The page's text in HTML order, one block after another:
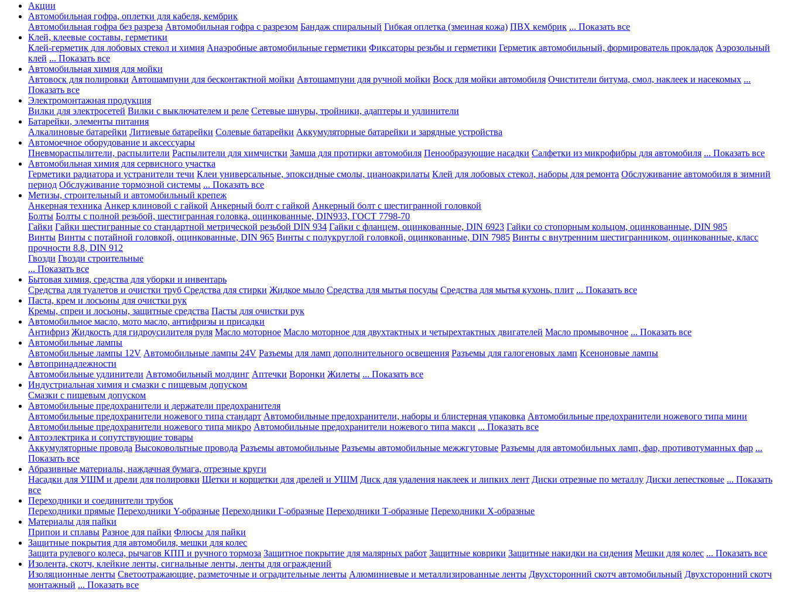
Акции
Автомобильная гофра, оплетки для кабеля, кембрик
Автомобильная гофра без разреза Автомобильная гофра с разрезом Бандаж спиральный Гибкая оплетка (змеиная кожа) ПВХ кембрик ... Показать все
Клей, клеевые составы, герметики
Клей-герметик для лобовых стекол и химия Анаэробные автомобильные герметики Фиксаторы резьбы и герметики Герметик автомобильный, формирователь прокладок Аэрозольный
клей ... Показать все
Автомобильная химия для мойки
Автовоск для полировки Автошампуни для бесконтактной мойки Автошампуни для ручной мойки Воск для мойки автомобиля Очистители битума, смол, наклеек и насекомых ...
Показать все
Электромонтажная продукция
Вилки для электросетей Вилки с выключателем и реле Сетевые шнуры, тройники, адаптеры и удлинители
Батарейки, элементы питания
Алкалиновые батарейки Литиевые батарейки Солевые батарейки Аккумуляторные батарейки и зарядные устройства
Автомоечное оборудование и аксессуары
Пневмораспылители, распылители Распылители для химчистки Замша для протирки автомобиля Пенообразующие насадки Салфетки из микрофибры для автомобиля ... Показать все
Автомобильная химия для сервисного участка
Герметики радиатора и устранители течи Клеи универсальные, эпоксидные смолы, цианоакрилаты Клей для лобовых стекол, наборы для ремонта Обслуживание автомобиля в зимний
период Обслуживание тормозной системы ... Показать все
Метизы, строительный и автомобильный крепеж
Анкерная техника Анкер клиновой с гайкой Анкерный болт с гайкой Анкерный болт с шестигранной головкой
Болты Болты с полной резьбой, шестигранная головка, оцинкованные, DIN933, ГОСТ 7798-70
Гайки Гайки шестигранные со стандартной метрической резьбой DIN 934 Гайки с фланцем, оцинкованные, DIN 6923 Гайки со стопорным кольцом, оцинкованные, DIN 985
Винты Винты с потайной головкой, оцинкованные, DIN 965 Винты с полукруглой головкой, оцинкованные, DIN 7985 Винты с внутренним шестигранником, оцинкованные, класс
прочности 8.8, DIN 912
Гвозди Гвозди строительные
... Показать все
Бытовая химия, средства для уборки и инвентарь
Средства для туалетов и очистки труб Средства для стирки Жидкое мыло Средства для мытья посуды Средства для мытья кухонь, плит ... Показать все
Паста, крем и лосьоны для очистки рук
Кремы, спреи и лосьоны, защитные средства Пасты для очистки рук
Автомобильное масло, мото масло, антифризы и присадки
Антифриз Жидкость для гидроусилителя руля Масло моторное Масло моторное для двухтактных и четырехтактных двигателей Масло промывочное ... Показать все
Автомобильные лампы
Автомобильные лампы 12V Автомобильные лампы 24V Разъемы для ламп дополнительного освещения Разъемы для галогеновых ламп Ксеноновые лампы
Автопринадлежности
Автомобильные удлинители Автомобильный молдинг Аптечки Воронки Жилеты ... Показать все
Индустриальная химия и смазки с пищевым допуском
Смазки с пищевым допуском
Автомобильные предохранители и держатели предохранителя
Автомобильные предохранители ножевого типа стандарт Автомобильные предохранители, наборы и блистерная упаковка Автомобильные предохранители ножевого типа мини
Автомобильные предохранители ножевого типа микро Автомобильные предохранители ножевого типа макси ... Показать все
Автоэлектрика и сопутствующие товары
Аккумуляторные провода Высоковольтные провода Разъемы автомобильные Разъемы автомобильные межжгутовые Разъемы для автомобильных ламп, фар, противотуманных фар ...
Показать все
Абразивные материалы, наждачная бумага, отрезные круги
Насадки для УШМ и дрели для полировки Щетки и корщетки для дрелей и УШМ Диск для удаления наклеек и липких лент Диски отрезные по металлу Диски лепестковые ... Показать
все
Переходники и соединители трубок
Переходники прямые Переходники Y-образные Переходники Г-образные Переходники Т-образные Переходники Х-образные
Материалы для пайки
Припои и сплавы Разное для пайки Флюсы для пайки
Защитные покрытия для автомобиля, мешки для колес
Защита рулевого колеса, рычагов КПП и ручного тормоза Защитное покрытие для малярных работ Защитные коврики Защитные накидки на сидения Мешки для колес ... Показать все
Изолента, скотч, клейкие ленты, сигнальные ленты, ленты для ограждений
Изоляционные ленты Светоотражающие, разметочные и оградительные ленты Алюминиевые и металлизированные ленты Двухсторонний скотч автомобильный Двухсторонний скотч
монтажный ... Показать все